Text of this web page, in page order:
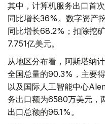
其中，计算机服务出口首
同比增长36%。数字资产
同比增长68.2%；扣除挖
7.751亿美元。
从地区分布看，阿斯塔纳
全国总量的90.3%，主要
以及国际人工智能中心
务出口额为6580万美元，
出口总额的96.1%。